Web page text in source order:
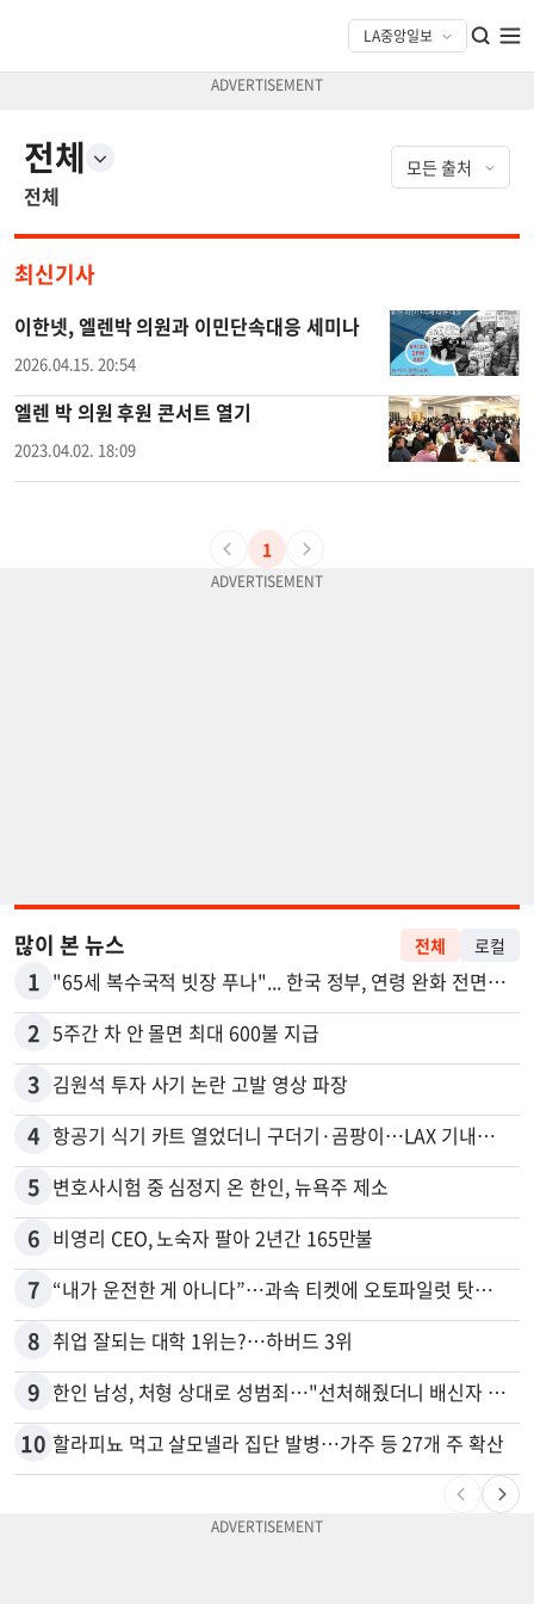
전체
전체
최신기사
이한넷, 엘렌박 의원과 이민단속대응 세미나
2026.04.15. 20:54
엘렌 박 의원 후원 콘서트 열기
2023.04.02. 18:09
1
많이 본 뉴스 전체 로컬
1 "65세 복수국적 빗장 푸나"... 한국 정부, 연령 완화 전면 추진
2 5주간 차 안 몰면 최대 600불 지급
3 김원석 투자 사기 논란 고발 영상 파장
4 항공기 식기 카트 열었더니 구더기·곰팡이…LAX 기내식 업체 논란
5 변호사시험 중 심정지 온 한인, 뉴욕주 제소
6 비영리 CEO, 노숙자 팔아 2년간 165만불
7 “내가 운전한 게 아니다”…과속 티켓에 오토파일럿 탓한 운전자
8 취업 잘되는 대학 1위는?…하버드 3위
9 한인 남성, 처형 상대로 성범죄…"선처해줬더니 배신자 취급"
10 할라피뇨 먹고 살모넬라 집단 발병…가주 등 27개 주 확산